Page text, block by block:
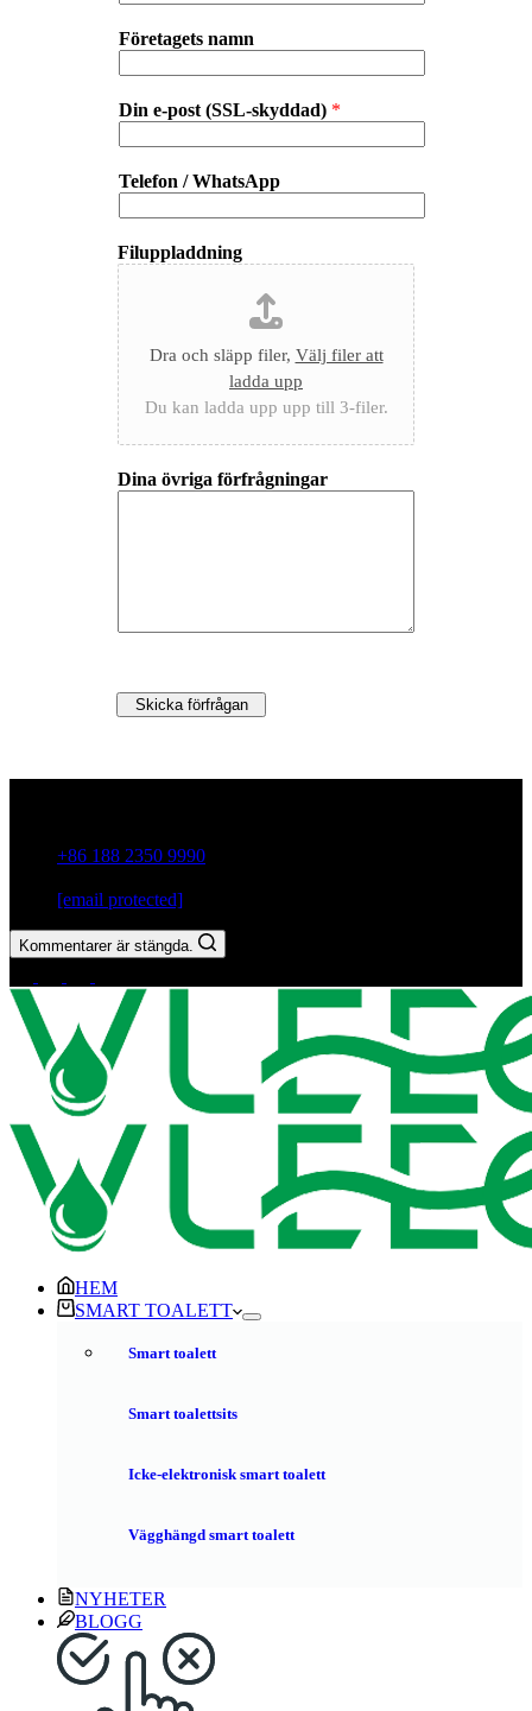
Företagets namn
Din e-post (SSL-skyddad) *
Telefon / WhatsApp
Filuppladdning
Dra och släpp filer, Välj filer att
ladda upp
Du kan ladda upp upp till 3-filer.
Dina övriga förfrågningar
Skicka förfrågan
+86 188 2350 9990
[email protected]
Kommentarer är stängda.
HEM
SMART TOALETT
Smart toalett
Smart toalettsits
Icke-elektronisk smart toalett
Vägghängd smart toalett
NYHETER
BLOGG